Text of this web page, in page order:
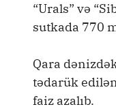
“Urals” və
sutkada 770
Qara
tədarük
faiz azalıb.